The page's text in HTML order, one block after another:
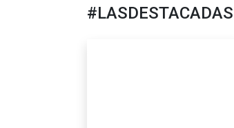
#LASDESTACADAS